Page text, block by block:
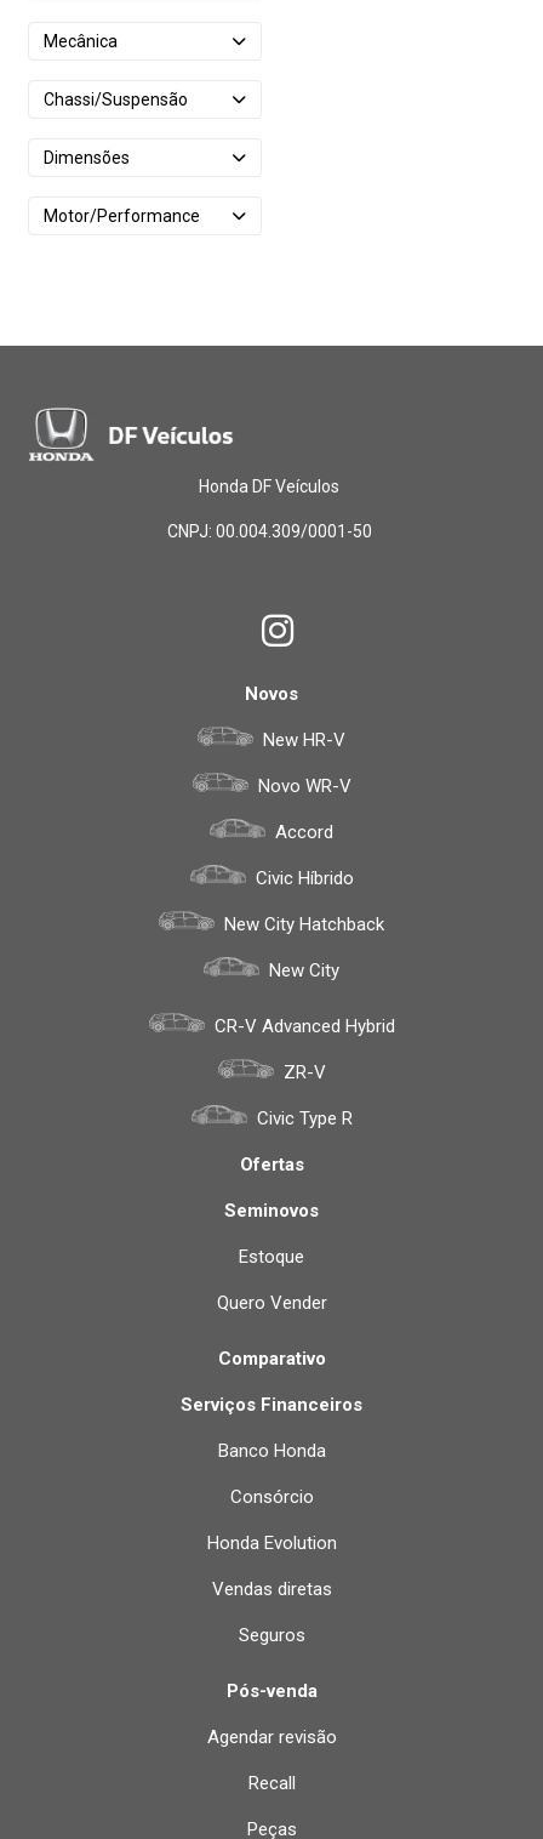
Mecânica
Chassi/Suspensão
Dimensões
Motor/Performance
Honda DF Veículos
CNPJ: 00.004.309/0001-50
Novos
New HR-V
Novo WR-V
Accord
Civic Híbrido
New City Hatchback
New City
CR-V Advanced Hybrid
ZR-V
Civic Type R
Ofertas
Seminovos
Estoque
Quero Vender
Comparativo
Serviços Financeiros
Banco Honda
Consórcio
Honda Evolution
Vendas diretas
Seguros
Pós-venda
Agendar revisão
Recall
Peças